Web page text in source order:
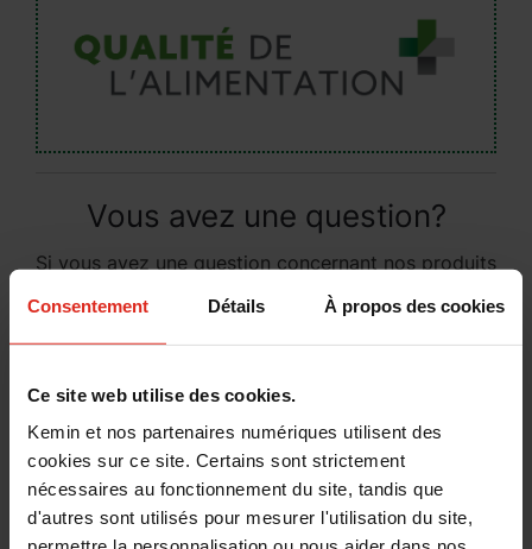
Consentement Détails À propos des cookies
Ce site web utilise des cookies.
Kemin et nos partenaires numériques utilisent des
cookies sur ce site. Certains sont strictement
nécessaires au fonctionnement du site, tandis que
d'autres sont utilisés pour mesurer l'utilisation du site,
Vous avez une question?
Si vous avez une question concernant nos produits
et services ou si vous désirez davantage
d’information, complétez le formulaire ci-dessous
et un membre de notre équipe vous contactera.